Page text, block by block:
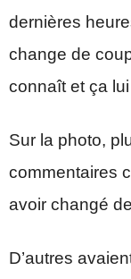
dernières
change de
connaît et ça
Sur la photo,
commentaires
avoir changé
D’autres